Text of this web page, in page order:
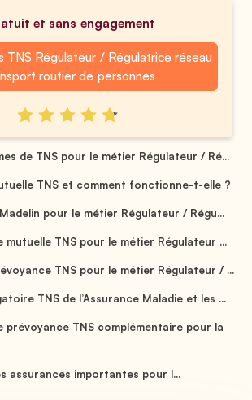
et sans engagement
TNS Régulateur / Régulatrice réseau
routier de personnes
de TNS pour le métier Régulateur / Ré...
TNS et comment fonctionne-t-elle ?
pour le métier Régulateur / Régu...
mutuelle TNS pour le métier Régulateur ...
TNS pour le métier Régulateur / ...
TNS de l’Assurance Maladie et les ...
prévoyance TNS complémentaire pour la
assurances importantes pour l...